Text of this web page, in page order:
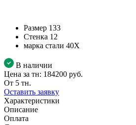
Размер 133
Стенка 12
марка стали 40Х
В наличии
Цена за тн: 184200 руб.
От 5 тн.
Оставить заявку
Характеристики
Описание
Оплата